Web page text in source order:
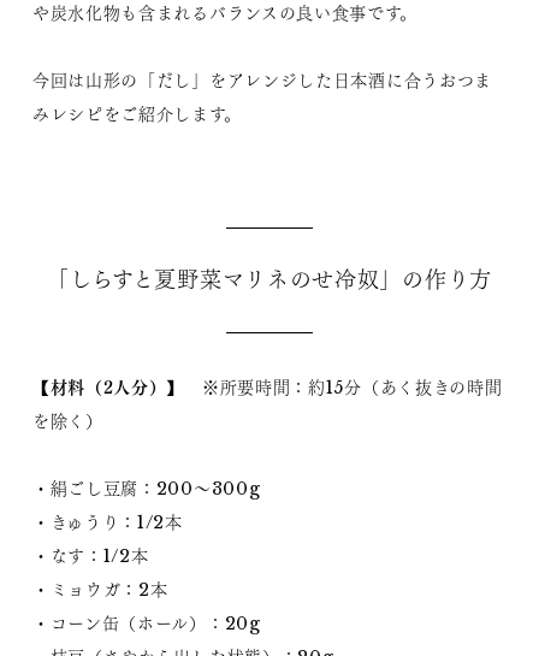
や炭水化物も含まれるバランスの良い食事です。
今回は山形の「だし」をアレンジした日本酒に合うおつま
みレシピをご紹介します。
「しらすと夏野菜マリネのせ冷奴」の作り方
【材料（2人分）】
※所要時間：約15分（あく抜きの時間
を除く）
・絹ごし豆腐：200～300g
・きゅうり：1/2本
・なす：1/2本
・ミョウガ：2本
・コーン缶（ホール）：20g